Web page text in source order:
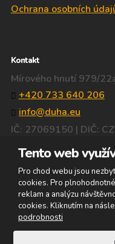
Ochrana osobních
Kontakt
Mírového hnutí 979/
+420 733 640 206
info@duha.eu
IČ: 27069150 | DIČ:
Facebook
© 2026, DOLEŽAL-
Webové
Mapa stránek |
Tento web
Pro chod webu jsou
cookies. Pro
reklam a analýzu
cookies. Kliknutím na
podrobnosti